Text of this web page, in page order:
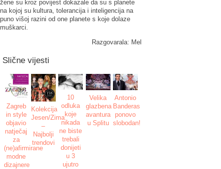
žene su kroz povijest dokazale da su s planete
na kojoj su kultura, tolerancija i inteligencija na
puno višoj razini od one planete s koje dolaze
muškarci.
Razgovarala: Mel
Slične vijesti
Zagreb
in style
objavio
natječaj
za
(ne)afirmirane
modne
dizajnere
Kolekcija
Jesen/Zima
–
Najbolji
trendovi
10
odluka
koje
nikada
ne biste
trebali
donijeti
u 3
ujutro
Velika
glazbena
avantura
u Splitu
Antonio
Banderas
ponovo
slobodan!